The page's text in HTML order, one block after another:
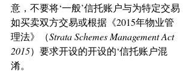
意，不要将‘一般’信托账户与为特定交易
如买卖双方交易或根据《2015年物业管
理法》（Strata Schemes Management Act
2015）要求开设的开设的‘信托账户混
淆。